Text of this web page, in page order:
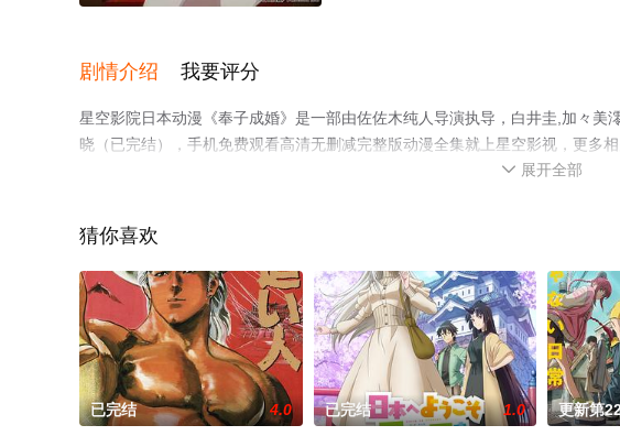
剧情介绍 我要评分
星空影院日本动漫《奉子成婚》是一部由佐佐木纯人导演执导，白井圭,加々美
晓（已完结），手机免费观看高清无删减完整版动漫全集就上星空影视，更多
 展开全部
猜你喜欢
已完结 4.0 已完结 1.0 更新第